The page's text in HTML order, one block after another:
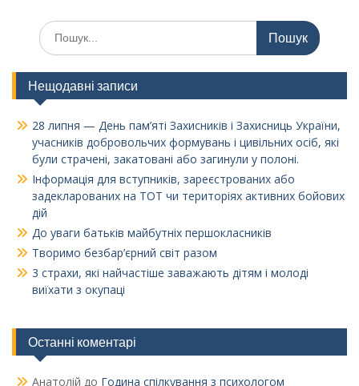
Шукати:
Нещодавні записи
28 липня — День пам’яті Захисників і Захисниць України,
учасників добровольчих формувань і цивільних осіб, які
були страчені, закатовані або загинули у полоні.
Інформація для вступників, зареєстрованих або
задекларованих на ТОТ чи територіях активних бойових
дій
До уваги батьків майбутніх першокласників
Творимо безбар’єрний світ разом
3 страхи, які найчастіше заважають дітям і молоді
виїхати з окупаці
Останні коментарі
Анатолій до Година спілкування з психологом